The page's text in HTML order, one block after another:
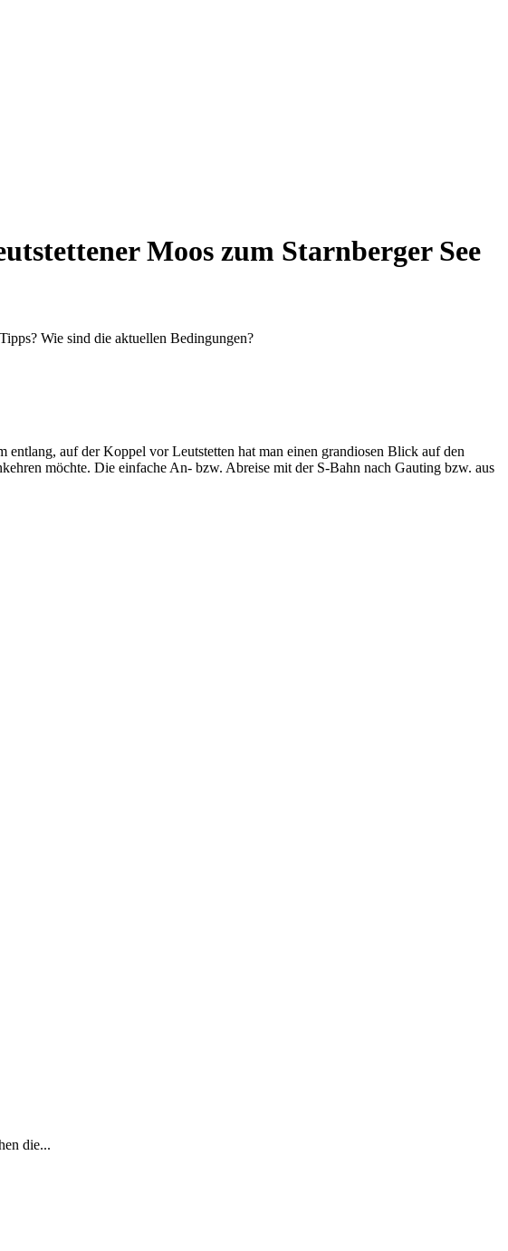
Moos zum Starnberger See
Wie sind die aktuellen Bedingungen?
auf der Koppel vor Leutstetten hat man einen grandiosen Blick auf den
möchte. Die einfache An- bzw. Abreise mit der S-Bahn nach Gauting bzw. aus
die...